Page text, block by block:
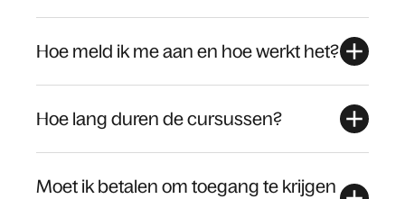
Hoe meld ik me aan en hoe werkt het?
Hoe lang duren de cursussen?
Moet ik betalen om toegang te krijgen